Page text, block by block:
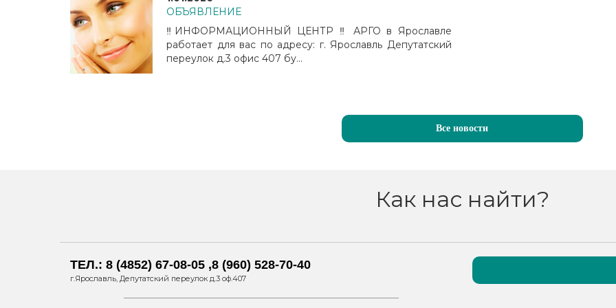
ОБЪЯВЛЕНИЕ
‼️ИНФОРМАЦИОННЫЙ ЦЕНТР ‼️ АРГО в Ярославле
работает для вас по адресу: г. Ярославль Депутатский
переулок д.3 офис 407 бу...
Все новости
Как нас найти?
ТЕЛ.: 8 (4852) 67-08-05 ,8 (960) 528-70-40
г.Ярославль, Депутатский переулок д.3 оф.407